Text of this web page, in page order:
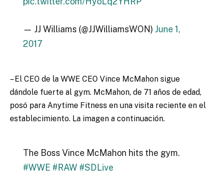
— JJ Williams (@JJWilliamsWON) June 1,
2017
– El CEO de la WWE CEO Vince McMahon sigue
dándole fuerte al gym. McMahon, de 71 años de edad,
posó para Anytime Fitness en una visita reciente en el
establecimiento. La imagen a continuación.
The Boss Vince McMahon hits the gym.
#WWE #RAW #SDLive